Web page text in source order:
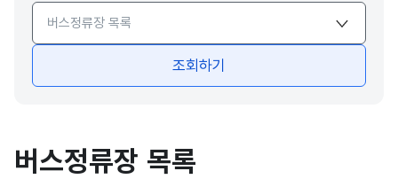
API서비스 종류 선택
조회하기
버스정류장 목록